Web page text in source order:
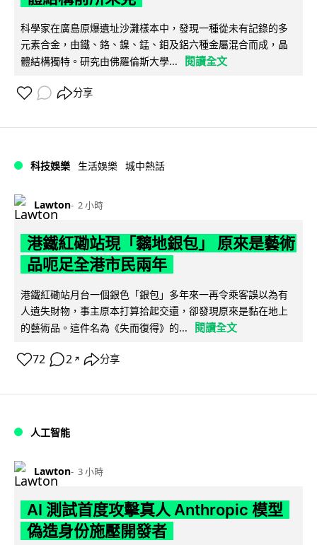
科學家在廣島原爆遺址沙灘樣本中，發現一種從未有記錄的多
元素合金，由鐵、鉻、鎳、錳、鉬及鋁六種金屬混合而成，晶
體結構獨特。研究由佛羅倫斯大學...
閱讀全文
分享
科技娛樂 生活娛樂 城中熱話
Lawton 2 小時
港鐵紅磡站現「黐地銀包」 原來是藝術
品呃足全港市民兩年
港鐵紅磡站月台一個銀色「銀包」多年來一再令乘客誤以為有
人遺失財物，事主原本打算拾起交還，卻發現原來是黏在地上
的藝術品。這件名為《失而復得》的...
閱讀全文
72 2 ↗ 分享
人工智能
Lawton 3 小時
AI 測試首度攻擊真人 Anthropic 模型
偽造身份施壓開發者